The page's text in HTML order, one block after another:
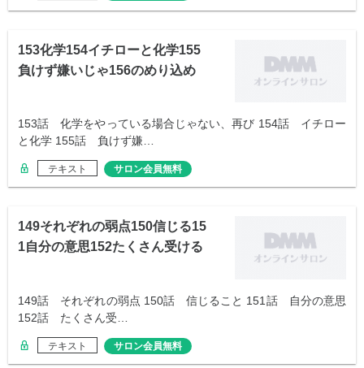
153化学154イチローと化学155
負けず嫌いじゃ156のめり込め
153話 化学をやっている場合じゃない、再び 154話 イチロー
と化学 155話 負けず嫌…
テキスト サロン会員無料
149それぞれの弱点150信じる15
1自分の意思152たくさん受ける
149話 それぞれの弱点 150話 信じること 151話 自分の意思
152話 たくさん受…
テキスト サロン会員無料